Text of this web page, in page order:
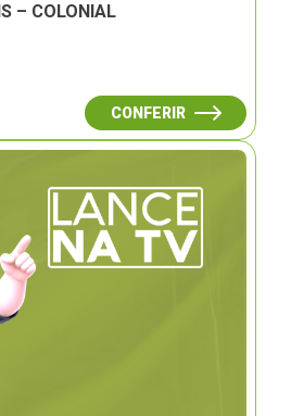
– COLONIAL
CONFERIR